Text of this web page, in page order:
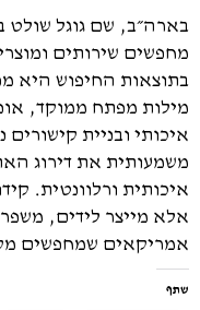
שם גוגל שולט בשוק
שירותים ומוצרים
החיפוש היא
מפתח ממוקד,
את דירוג האתר
מייצר לידים, משפר
שמחפשים